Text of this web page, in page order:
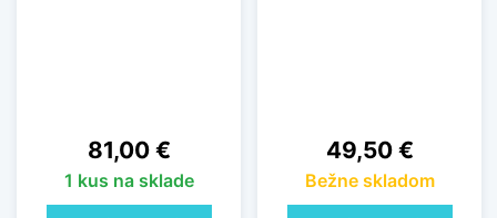
Cena
81,00 €
1 kus na sklade
Cena
49,50 €
Bežne skladom